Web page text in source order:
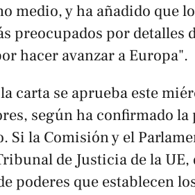
medio, y ha añadido que
preocupados por detalles
hacer avanzar a Europa".
carta se aprueba este
según ha confirmado
Si la Comisión y el
de Justicia de la
poderes que establecen